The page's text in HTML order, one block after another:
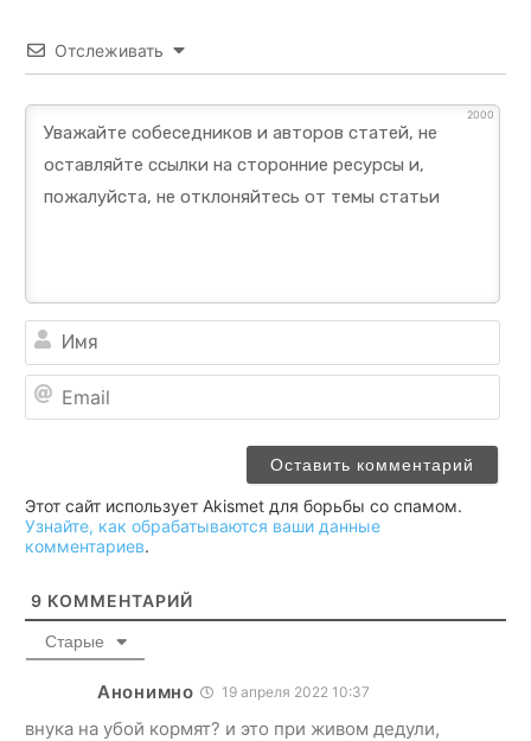
Отслеживать
2000
Этот сайт использует Akismet для борьбы со спамом.
Узнайте, как обрабатываются ваши данные
комментариев.
9 КОММЕНТАРИЙ
Старые
Анонимно 19 апреля 2022 10:37
внука на убой кормят? и это при живом дедули,